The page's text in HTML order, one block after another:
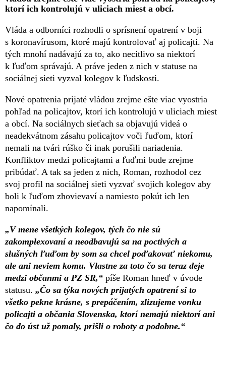
ktorí ich kontrolujú v uliciach miest a obcí.
Vláda a odborníci rozhodli o sprísnení opatrení v boji
s koronavírusom, ktoré majú kontrolovať aj policajti. Na
tých mnohí nadávajú za to, ako necitlivo sa niektorí
k ľuďom správajú. A práve jeden z nich v statuse na
sociálnej sieti vyzval kolegov k ľudskosti.
Nové opatrenia prijaté vládou zrejme ešte viac vyostria
pohľad na policajtov, ktorí ich kontrolujú v uliciach miest
a obcí. Na sociálnych sieťach sa objavujú videá o
neadekvátnom zásahu policajtov voči ľuďom, ktorí
nemali na tvári rúško či inak porušili nariadenia.
Konfliktov medzi policajtami a ľuďmi bude zrejme
pribúdať. A tak sa jeden z nich, Roman, rozhodol cez
svoj profil na sociálnej sieti vyzvať svojich kolegov aby
boli k ľuďom zhovievaví a namiesto pokút ich len
napomínali.
„V mene všetkých kolegov, tých čo nie sú
zakomplexovaní a neodbavujú sa na poctivých a
slušných ľuďom by som sa chcel poďakovať niekomu,
ale ani neviem komu. Vlastne za toto čo sa teraz deje
medzi občanmi a PZ SR,“ píše Roman hneď v úvode
statusu. „Čo sa týka nových prijatých opatrení si to
všetko pekne krásne, s prepáčením, zlizujeme vonku
policajti a občania Slovenska, ktorí nemajú niektorí ani
čo do úst už pomaly, prišli o roboty a podobne.“